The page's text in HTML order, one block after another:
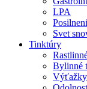
LPA
Svet
Tinktúry
Bylinné
Výťažky